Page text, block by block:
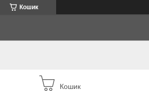
Кошик
Кошик